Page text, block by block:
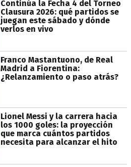
Continúa la Fecha 4 del Torneo
Clausura 2026: qué partidos se
juegan este sábado y dónde
verlos en vivo
Franco Mastantuono, de Real
Madrid a Fiorentina:
¿Relanzamiento o paso atrás?
Lionel Messi y la carrera hacia
los 1000 goles: la proyección
que marca cuántos partidos
necesita para alcanzar el hito